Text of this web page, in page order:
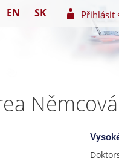
EN SK Přihlásit
Němcová